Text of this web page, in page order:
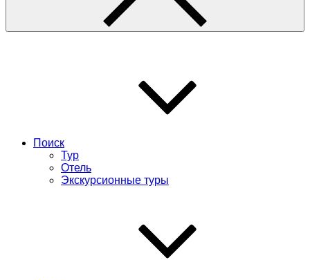
Поиск
Тур
Отель
Экскурсионные туры